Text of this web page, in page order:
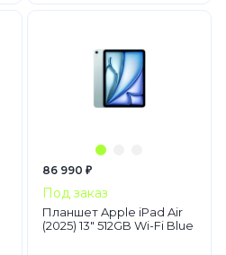
86 990 ₽
Под заказ
Планшет Apple iPad Air
(2025) 13" 512GB Wi-Fi Blue